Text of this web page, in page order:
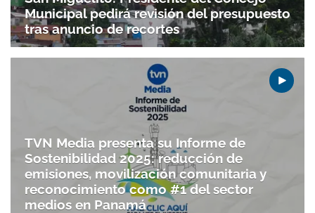
Municipal pedirá revisión del presupuesto
tras anuncio de recortes
TVN Media presenta su Informe de
Sostenibilidad 2025: reducción de
emisiones, movilización comunitaria y
reconocimiento como #1 del sector
medios en Panamá